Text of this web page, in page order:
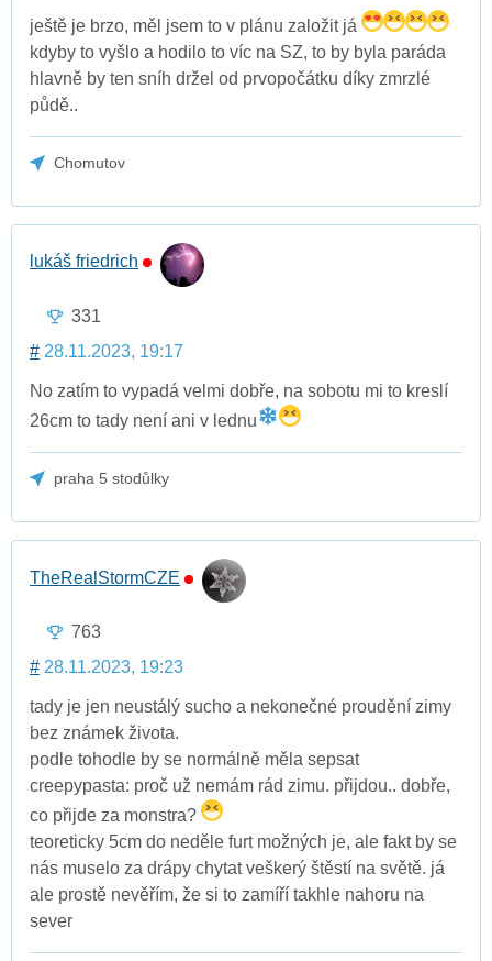
ještě je brzo, měl jsem to v plánu založit já
kdyby to vyšlo a hodilo to víc na SZ, to by byla paráda
hlavně by ten sníh držel od prvopočátku díky zmrzlé
půdě..
Chomutov
lukáš friedrich
331
# 28.11.2023, 19:17
No zatím to vypadá velmi dobře, na sobotu mi to kreslí
26cm to tady není ani v lednu
praha 5 stodůlky
TheRealStormCZE
763
# 28.11.2023, 19:23
tady je jen neustálý sucho a nekonečné proudění zimy
bez známek života.
podle tohodle by se normálně měla sepsat
creepypasta: proč už nemám rád zimu. přijdou.. dobře,
co přijde za monstra?
teoreticky 5cm do neděle furt možných je, ale fakt by se
nás muselo za drápy chytat veškerý štěstí na světě. já
ale prostě nevěřím, že si to zamíří takhle nahoru na
sever